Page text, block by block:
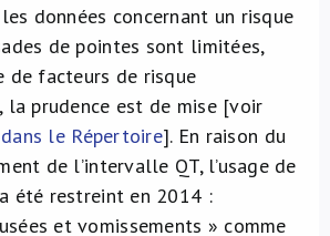
données concernant un risque
de pointes sont limitées,
de facteurs de risque
la prudence est de mise [voir
le Répertoire]. En raison du
de l’intervalle QT, l’usage de
été restreint en 2014 :
et vomissements » comme